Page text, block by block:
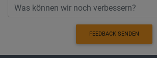
FEEDBACK SENDEN